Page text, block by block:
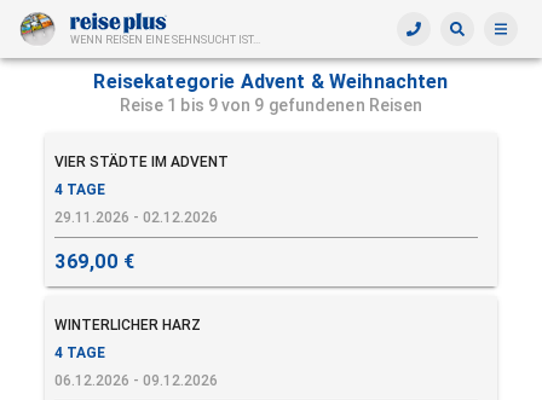
WENN REISEN EINE SEHNSUCHT IST...
Reisekategorie Advent & Weihnachten
Reise 1 bis 9 von 9 gefundenen Reisen
VIER STÄDTE IM ADVENT
4 TAGE
29.11.2026 - 02.12.2026
369,00 €
WINTERLICHER HARZ
4 TAGE
06.12.2026 - 09.12.2026